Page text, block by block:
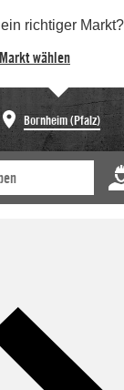
richtiger Markt?
wählen
Bornheim (Pfalz)